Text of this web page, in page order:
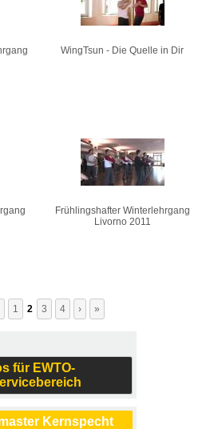
WingTsun - Die Quelle in Dir
Frühlingshafter Winterlehrgang
Livorno 2011
1 2 3 4 › »
für EWTO-
Kernspecht